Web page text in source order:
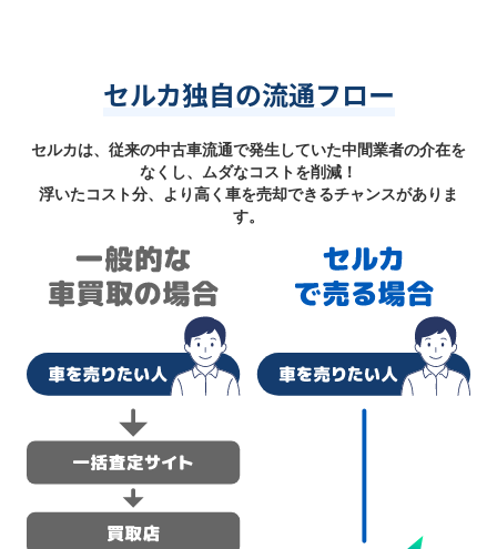
セルカ独自の流通フロー
セルカは、従来の中古車流通で発生していた中間業者の介在を
なくし、ムダなコストを削減！
浮いたコスト分、より高く車を売却できるチャンスがありま
す。